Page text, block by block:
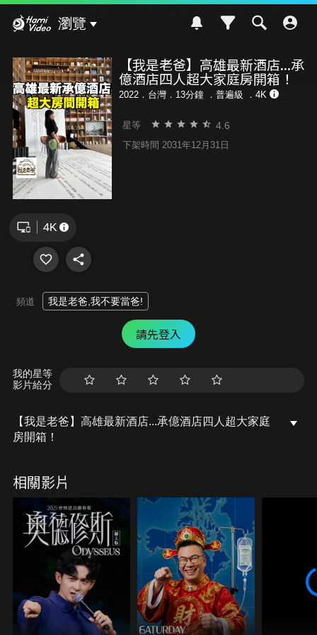
瀏覽
【我是老爸】高雄最新酒店...承
億酒店四人超大家庭房開箱！
2022．台灣．13分鐘 ． 普遍級 ．4K
星等 4.6
下架時間 2031年12月31日
頻道 我是老爸,我不要當爸!
請先登入
我的星等
影片給分
【我是老爸】高雄最新酒店...承億酒店四人超大家庭
房開箱！
相關影片